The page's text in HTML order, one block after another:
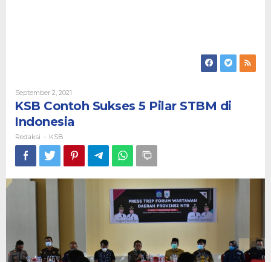
September 2, 2021
Redaksi
KSB Contoh Sukses 5 Pilar STBM di
Indonesia
Redaksi - KSB